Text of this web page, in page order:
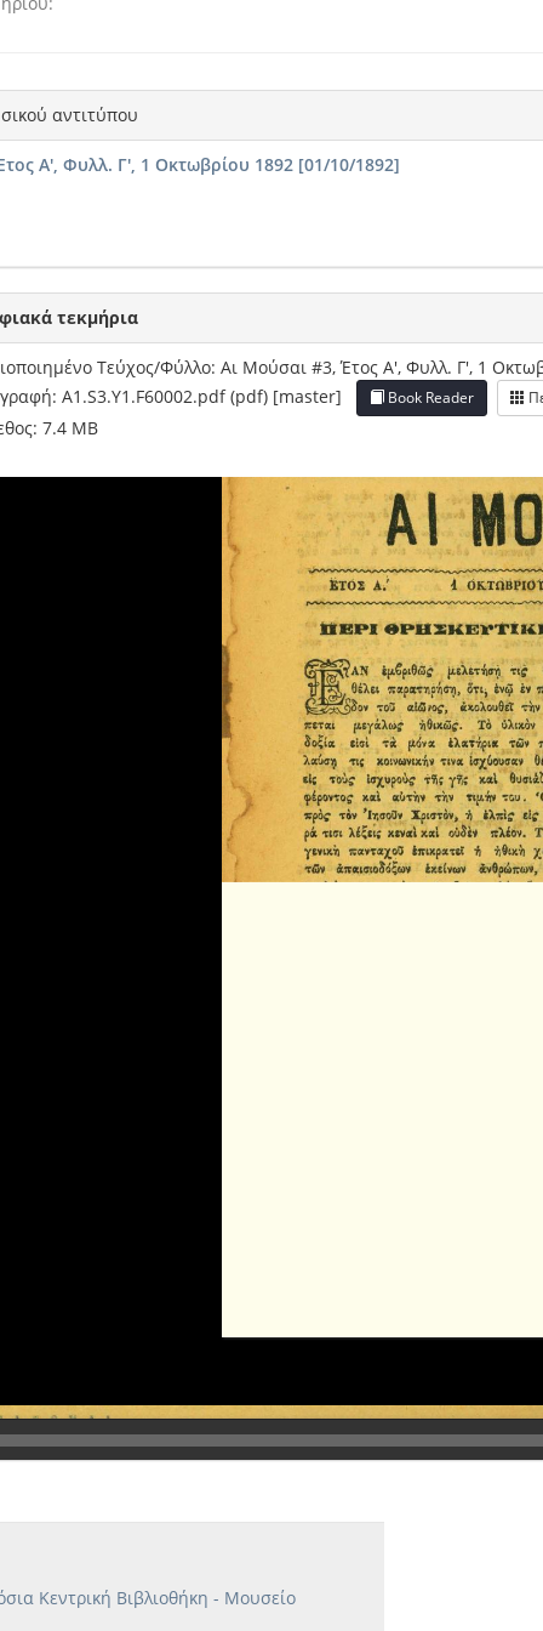
αντιτύπου
Α', Φυλλ. Γ', 1 Οκτωβρίου 1892 [01/10/1892]
τεκμήρια
Τεύχος/Φύλλο: Αι Μούσαι #3, Έτος Α', Φυλλ. Γ', 1
A1.S3.Y1.F60002.pdf (pdf) [master]
Book Reader
7.4 MB
Κεντρική Βιβλιοθήκη - Μουσείο